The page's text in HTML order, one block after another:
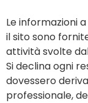
Le informazioni
il sito sono
attività svolte
Si declina ogni
dovessero
professionale,